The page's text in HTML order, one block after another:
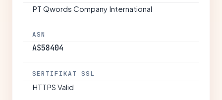
PT Qwords Company International
ASN
AS58404
SERTIFIKAT SSL
HTTPS Valid